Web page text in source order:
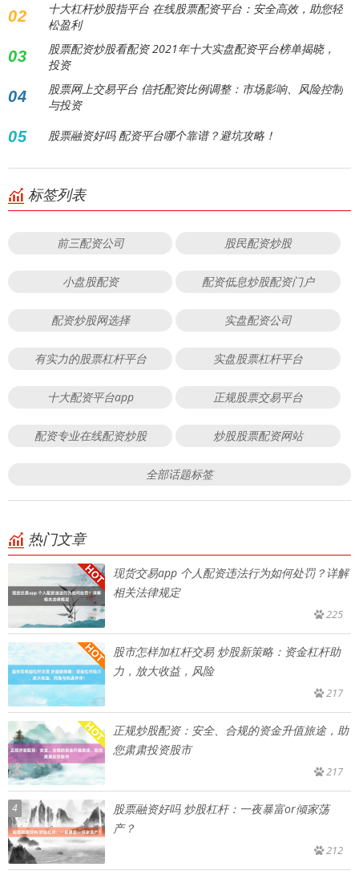
02
十大杠杆炒股指平台 在线股票配资平台：安全高效，助您轻
松盈利
03
股票配资炒股看配资 2021年十大实盘配资平台榜单揭晓，
投资
04
股票网上交易平台 信托配资比例调整：市场影响、风险控制
与投资
05 股票融资好吗 配资平台哪个靠谱？避坑攻略！
标签列表
前三配资公司 股民配资炒股
小盘股配资 配资低息炒股配资门户
配资炒股网选择 实盘配资公司
有实力的股票杠杆平台 实盘股票杠杆平台
十大配资平台app 正规股票交易平台
配资专业在线配资炒股 炒股股票配资网站
全部话题标签
热门文章
现货交易app 个人配资违法行为如何处罚？详解
相关法律规定
225
股市怎样加杠杆交易 炒股新策略：资金杠杆助
力，放大收益，风险
217
正规炒股配资：安全、合规的资金升值旅途，助
您肃肃投资股市
217
4
股票融资好吗 炒股杠杆：一夜暴富or倾家荡
产？
212